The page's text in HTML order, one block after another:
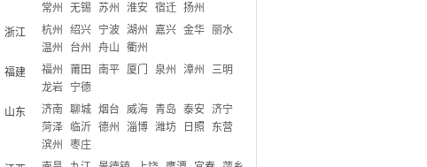
常州
无锡 苏州 淮安 宿迁 扬州
浙江
杭州 绍兴 宁波 湖州 嘉兴 金华
丽水
温州
台州 舟山
衢州
福建
福州 莆田 南平 厦门 泉州 漳州
三明
龙岩
宁德
山东
济南 聊城 烟台 威海 青岛 泰安 济宁
菏泽
临沂 德州 淄博 潍坊 日照
东营
滨州
枣庄